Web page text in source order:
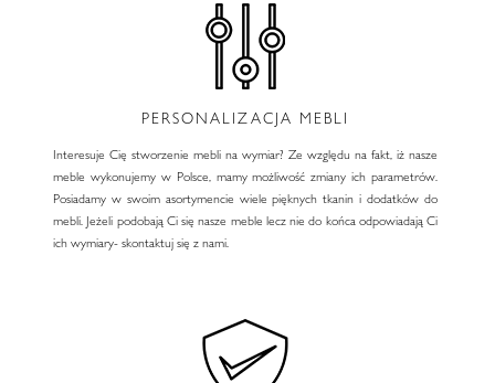
PERSONALIZACJA MEBLI
Interesuje Cię stworzenie mebli na wymiar? Ze względu na fakt, iż nasze
meble wykonujemy w Polsce, mamy możliwość zmiany ich parametrów.
Posiadamy w swoim asortymencie wiele pięknych tkanin i dodatków do
mebli. Jeżeli podobają Ci się nasze meble lecz nie do końca odpowiadają Ci
ich wymiary- skontaktuj się z nami.